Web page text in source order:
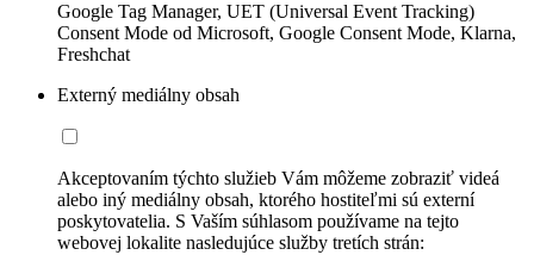
Google Tag Manager, UET (Universal Event Tracking)
Consent Mode od Microsoft, Google Consent Mode, Klarna,
Freshchat
Externý mediálny obsah
Akceptovaním týchto služieb Vám môžeme zobraziť videá
alebo iný mediálny obsah, ktorého hostiteľmi sú externí
poskytovatelia. S Vaším súhlasom používame na tejto
webovej lokalite nasledujúce služby tretích strán: